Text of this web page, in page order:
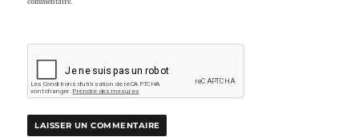
commentaire.